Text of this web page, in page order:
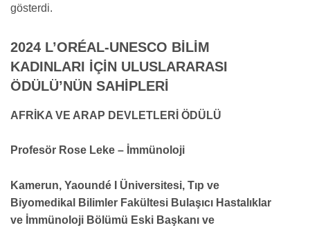
gösterdi.
2024 L’ORÉAL-UNESCO BİLİM
KADINLARI İÇİN ULUSLARARASI
ÖDÜLÜ’NÜN SAHİPLERİ
AFRİKA VE ARAP DEVLETLERİ ÖDÜLÜ
Profesör Rose Leke – İmmünoloji
Kamerun, Yaoundé I Üniversitesi, Tıp ve
Biyomedikal Bilimler Fakültesi Bulaşıcı Hastalıklar
ve İmmünoloji Bölümü Eski Başkanı ve